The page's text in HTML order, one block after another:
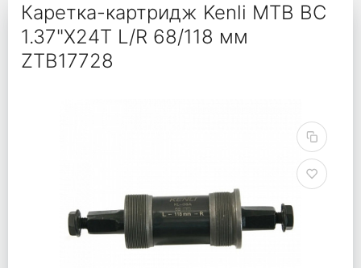
Каретка-картридж Kenli MTB BC
1.37"X24T L/R 68/118 мм
ZTB17728